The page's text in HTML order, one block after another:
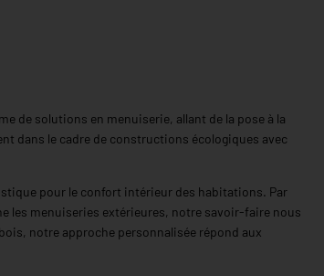
de solutions en menuiserie, allant de la pose à la
dans le cadre de constructions écologiques avec
pour le confort intérieur des habitations. Par
les menuiseries extérieures, notre savoir-faire nous
notre approche personnalisée répond aux